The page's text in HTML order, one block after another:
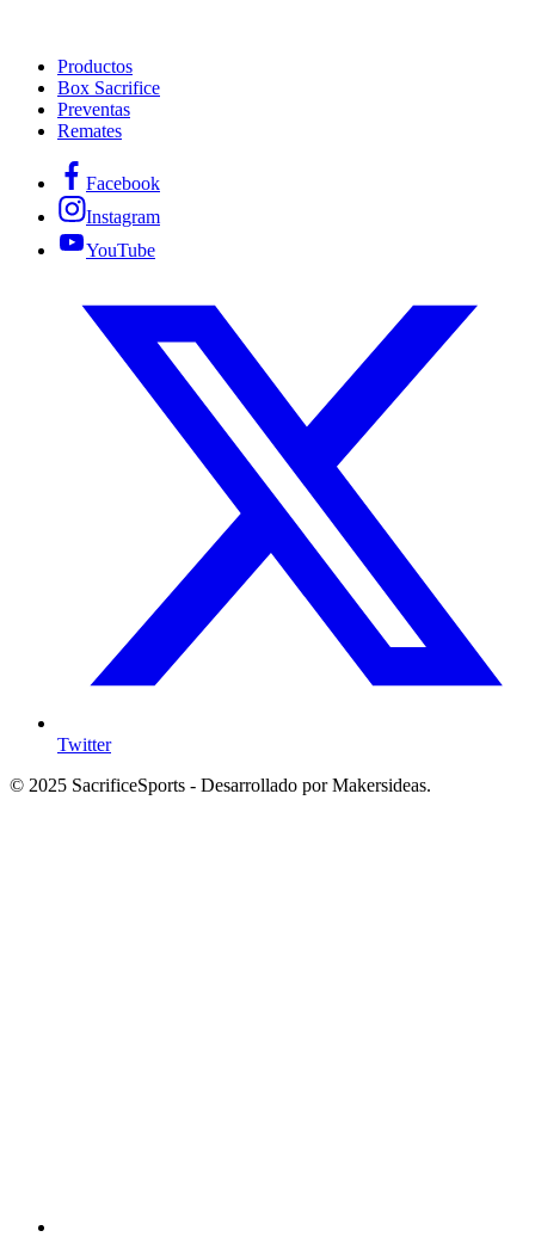
Productos
Box Sacrifice
Preventas
Remates
Facebook
Instagram
YouTube
Twitter
© 2025 SacrificeSports - Desarrollado por Makersideas.